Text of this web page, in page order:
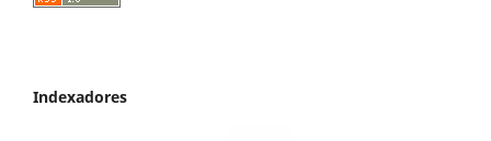
Indexadores